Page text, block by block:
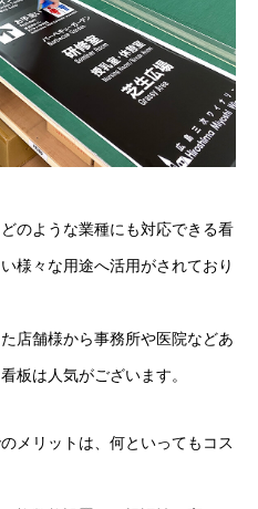
のような業種にも対応できる看
様々な用途へ活用がされており
店舗様から事務所や医院などあ
板は人気がございます。
メリットは、何といってもコス